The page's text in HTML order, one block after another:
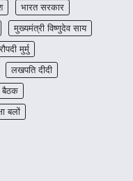
भारत सरकार
मुख्यमंत्री विष्णुदेव साय
मुर्मु
लखपति दीदी
बैठक
बलों